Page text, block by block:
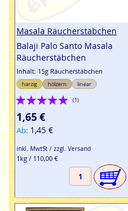
Masala Räucherstäbchen
Balaji Palo Santo Masala
Räucherstäbchen
Inhalt: 15g Räucherstäbchen
harzig hölzern linear
Bewertung:
100%
(1)
1,65 €
Ab 1,45 €
inkl. MwtSt / zzgl. Versand
1kg / 110,00 €